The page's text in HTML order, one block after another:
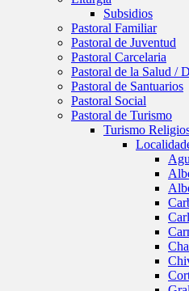
Subsidios
Pastoral Familiar
Pastoral de Juventud
Pastoral Carcelaria
Pastoral de la Salud /
Pastoral de Santuarios
Pastoral Social
Pastoral de Turismo
Turismo